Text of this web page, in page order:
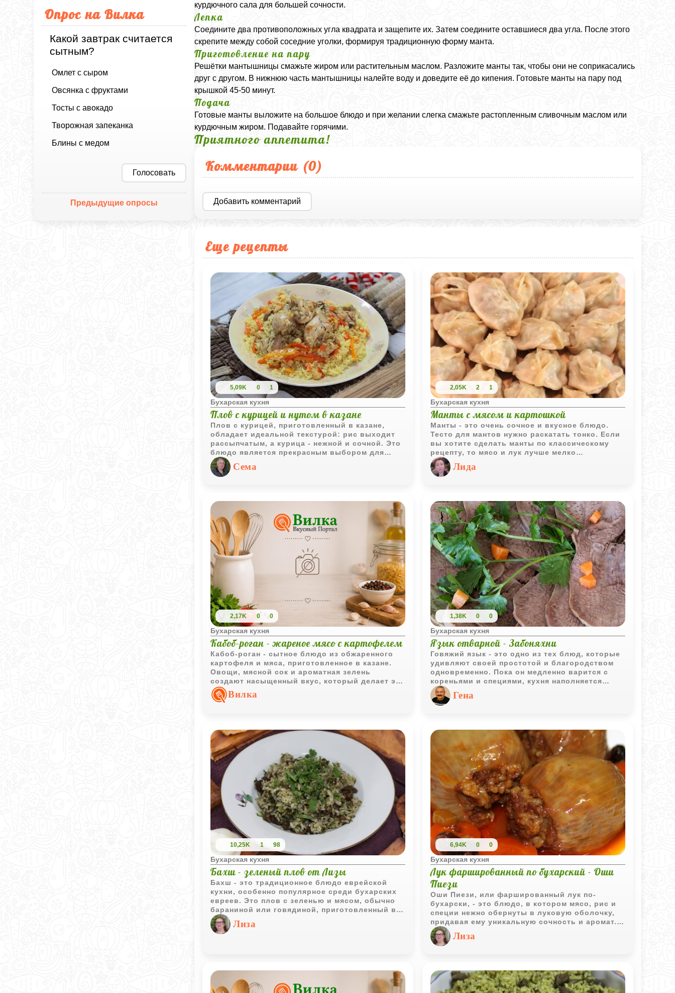
Опрос на Вилка
Какой завтрак считается
сытным?
Омлет с сыром
Овсянка с фруктами
Тосты с авокадо
Творожная запеканка
Блины с медом
Голосовать
Предыдущие опросы
курдючного сала для большей сочности.
Лепка
Соедините два противоположных угла квадрата и защепите их. Затем соедините оставшиеся два угла. После этого
скрепите между собой соседние уголки, формируя традиционную форму манта.
Приготовление на пару
Решётки мантышницы смажьте жиром или растительным маслом. Разложите манты так, чтобы они не соприкасались
друг с другом. В нижнюю часть мантышницы налейте воду и доведите её до кипения. Готовьте манты на пару под
крышкой 45-50 минут.
Подача
Готовые манты выложите на большое блюдо и при желании слегка смажьте растопленным сливочным маслом или
курдючным жиром. Подавайте горячими.
Приятного аппетита!
Комментарии (0)
Добавить комментарий
Еще рецепты
5,09K 0 1
Бухарская кухня
Плов с курицей и нутом в казане
Плов с курицей, приготовленный в казане,
обладает идеальной текстурой: рис выходит
рассыпчатым, а курица - нежной и сочной. Это
блюдо является прекрасным выбором для
любителей более легких мясных блюд.
Сема
2,05K 2 1
Бухарская кухня
Манты с мясом и картошкой
Манты - это очень сочное и вкусное блюдо.
Тесто для мантов нужно раскатать тонко. Если
вы хотите сделать манты по классическому
рецепту, то мясо и лук лучше мелко
нарезать. Подавать манты нужно обязательно
в горячем виде.
Лида
2,17K 0 0
Бухарская кухня
Кабоб-роган - жареное мясо с картофелем
Кабоб-роган - сытное блюдо из обжаренного
картофеля и мяса, приготовленное в казане.
Овощи, мясной сок и ароматная зелень
создают насыщенный вкус, который делает это
блюдо отличным вариантом для семейного
обеда или ужина.
Вилка
1,38K 0 0
Бухарская кухня
Язык отварной - Забоняхни
Говяжий язык - это одно из тех блюд, которые
удивляют своей простотой и благородством
одновременно. Пока он медленно варится с
кореньями и специями, кухня наполняется
мягким, тёплым ароматом, от которого
становится по‑домашнему спокойно.
Правильно приготовленный язык получается
красиво: тонкие ровные ломтики, немного
хрена или горчицы - и вот уже на столе не
просто закуска, а маленький гастрономический
ритуал.
Гена
10,25K 1 98
Бухарская кухня
Бахш - зеленый плов от Лизы
Бахш - это традиционное блюдо еврейской
кухни, особенно популярное среди бухарских
евреев. Это плов с зеленью и мясом, обычно
бараниной или говядиной, приготовленный в
мешке или в казане. Бахш отличается своим
уникальным вкусом, благодаря большому
количеству зелени, а также добавлению специй
блюдо очень насыщенным и ароматным.
Обычно его подают на праздники и особые
случаи, и это одно из самых любимых блюд
Лиза
6,94K 0 0
Бухарская кухня
Лук фаршированный по бухарский - Оши
Пиези
Оши Пиези, или фаршированный лук по-
бухарски, - это блюдо, в котором мясо, рис и
специи нежно обернуты в луковую оболочку,
придавая ему уникальную сочность и аромат.
Это блюдо буквально тает во рту, и его рецепт,
проверенный временем, неизменно вызывает
восторг. Оно станет украшением любого
Лиза